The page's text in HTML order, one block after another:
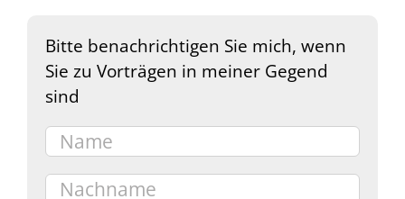
Bitte benachrichtigen Sie mich, wenn
Sie zu Vorträgen in meiner Gegend
sind